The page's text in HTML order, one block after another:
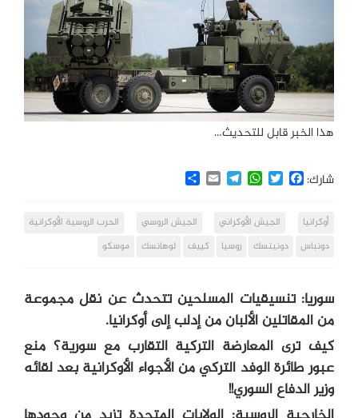
هذا الخبر قابل للتحديث…
شارك: Facebook
Twitter
WhatsApp
Telegram
Email
Share
أوكرانيا الجيش الأوكراني الجيش الروسي
الحرب الروسية الأوكرانية
دونباس
دونيتسك روسيا كييف لوهانسك موسكو
سوريا: تنسيقيات المسلحين تتحدث عن نقل مجموعة
من المقاتلين ‎الألبان من ‎إدلب إلى ‎أوكرانيا.
كيف ترى المعارضة التركية التقارب مع سورية؟ منع
عبور طائرة الوفد التركي من الأجواء الأوكرانية بعد لقائه
وزير الدفاع السوري!!